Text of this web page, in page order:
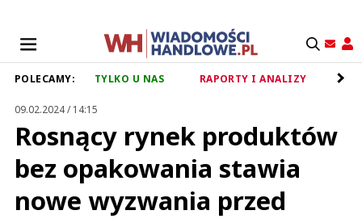
POLECAMY: TYLKO U NAS RAPORTY I ANALIZY
09.02.2024 / 14:15
Rosnący rynek produktów
bez opakowania stawia
nowe wyzwania przed